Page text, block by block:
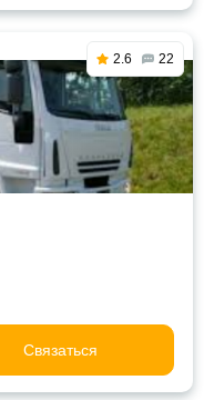
2.6 22
Связаться